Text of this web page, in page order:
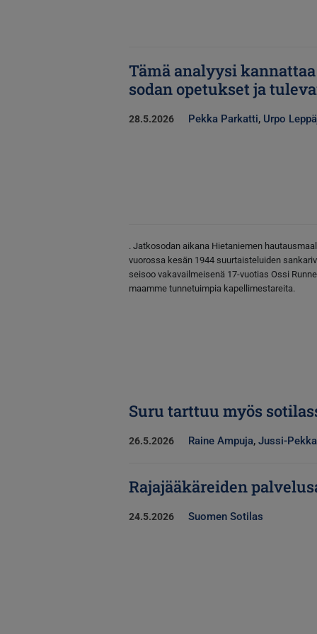
Tämä analyysi
sodan opetukset ja
28.5.2026 Pekka Parkatti, Urpo
. Jatkosodan aikana Hietaniemen
vuorossa kesän 1944 suurtaisteluiden
seisoo vakavailmeisenä 17-vuotias Ossi
maamme tunnetuimpia kapellimestareita.
Suru tarttuu myös
26.5.2026 Raine Ampuja, Jussi-
Rajajääkäreiden
24.5.2026 Suomen Sotilas